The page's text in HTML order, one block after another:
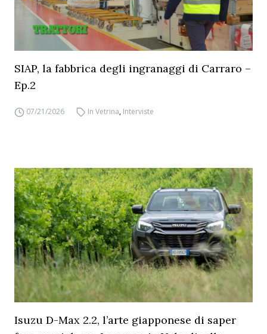
SIAP, la fabbrica degli ingranaggi di Carraro –
Ep.2
07/21/2026 In Vetrina, Interviste
Isuzu D-Max 2.2, l’arte giapponese di saper